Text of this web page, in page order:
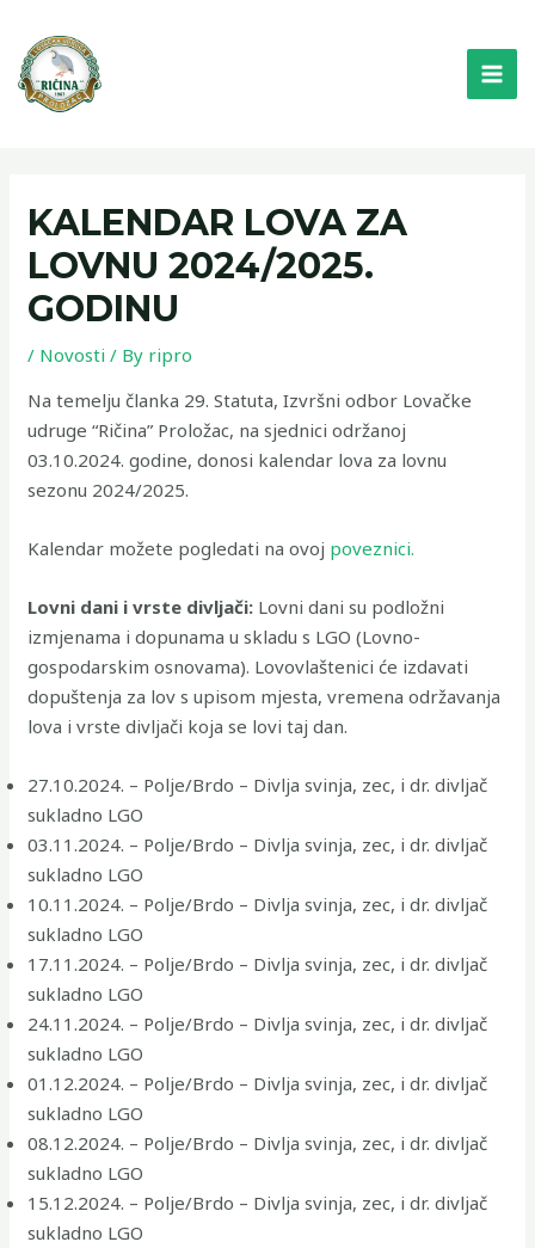
content
KALENDAR LOVA ZA
LOVNU 2024/2025.
GODINU
/ Novosti / By ripro
Na temelju članka 29. Statuta, Izvršni odbor Lovačke
udruge “Ričina” Proložac, na sjednici održanoj
03.10.2024. godine, donosi kalendar lova za lovnu
sezonu 2024/2025.
Kalendar možete pogledati na ovoj poveznici.
Lovni dani i vrste divljači: Lovni dani su podložni
izmjenama i dopunama u skladu s LGO (Lovno-
gospodarskim osnovama). Lovovlaštenici će izdavati
dopuštenja za lov s upisom mjesta, vremena održavanja
lova i vrste divljači koja se lovi taj dan.
27.10.2024. – Polje/Brdo – Divlja svinja, zec, i dr. divljač
sukladno LGO
03.11.2024. – Polje/Brdo – Divlja svinja, zec, i dr. divljač
sukladno LGO
10.11.2024. – Polje/Brdo – Divlja svinja, zec, i dr. divljač
sukladno LGO
17.11.2024. – Polje/Brdo – Divlja svinja, zec, i dr. divljač
sukladno LGO
24.11.2024. – Polje/Brdo – Divlja svinja, zec, i dr. divljač
sukladno LGO
01.12.2024. – Polje/Brdo – Divlja svinja, zec, i dr. divljač
sukladno LGO
08.12.2024. – Polje/Brdo – Divlja svinja, zec, i dr. divljač
sukladno LGO
15.12.2024. – Polje/Brdo – Divlja svinja, zec, i dr. divljač
sukladno LGO